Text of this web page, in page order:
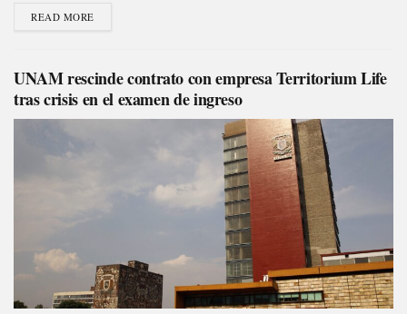
READ MORE
UNAM rescinde contrato con empresa Territorium Life
tras crisis en el examen de ingreso